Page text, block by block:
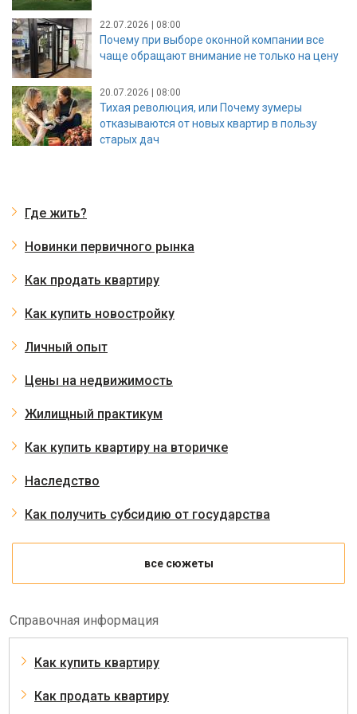
22.07.2026 | 08:00
Почему при выборе оконной компании все
чаще обращают внимание не только на цену
20.07.2026 | 08:00
Тихая революция, или Почему зумеры
отказываются от новых квартир в пользу
старых дач
Где жить?
Новинки первичного рынка
Как продать квартиру
Как купить новостройку
Личный опыт
Цены на недвижимость
Жилищный практикум
Как купить квартиру на вторичке
Наследство
Как получить субсидию от государства
все сюжеты
Справочная информация
Как купить квартиру
Как продать квартиру